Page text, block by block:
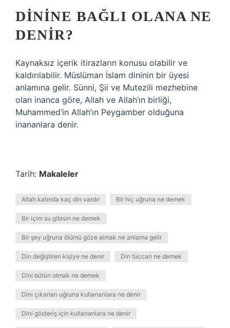
DININE BAĞLI OLANA NE
DENIR?
Kaynaksız içerik itirazların konusu olabilir ve
kaldırılabilir. Müslüman İslam dininin bir üyesi
anlamına gelir. Sünni, Şii ve Mutezili mezhebine
olan inanca göre, Allah ve Allah’ın birliği,
Muhammed’in Allah’ın Peygamber olduğuna
inananlara denir.
Tarih: Makaleler
Allah katında kaç din vardır Bir hiç uğruna ne demek
Bir içim su gibisin ne demek
Bir şey uğruna ölümü göze almak ne anlama gelir
Din değiştiren kişiye ne denir Din tüccarı ne demek
Dini bütün olmak ne demek
Dini çıkarları uğruna kullananlara ne denir
Dini gösteriş için kullananlara ne denir